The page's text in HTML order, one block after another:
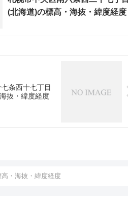
(北海道)の標高・海抜・緯度経度
条西十七丁目
抜・緯度経度
・海抜・緯度経度